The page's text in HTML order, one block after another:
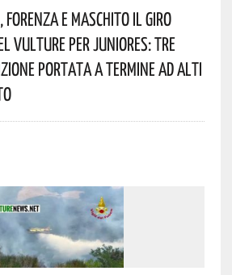
E Maschito Il Giro
Vulture Per Juniores: Tre
Portata A Termine Ad Alti